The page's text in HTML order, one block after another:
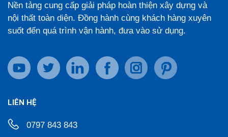
Nền tảng cung cấp giải pháp hoàn thiện xây dựng và
nội thất toàn diện. Đồng hành cùng khách hàng xuyên
suốt đến quá trình vận hành, đưa vào sử dụng.
LIÊN HỆ
0797 843 843